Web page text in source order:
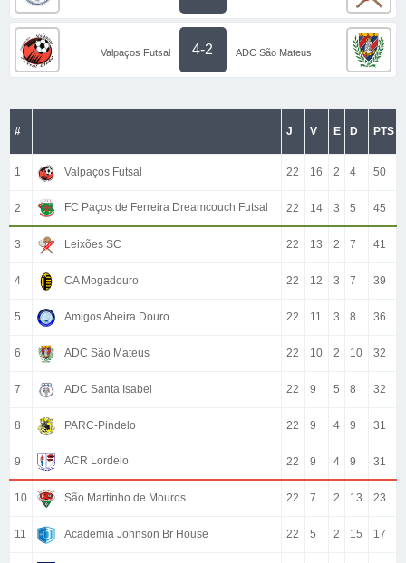
Valpaços Futsal 4-2 ADC São Mateus
# J V E D PTS
1 Valpaços Futsal 22 16 2 4 50
2 FC Paços de Ferreira Dreamcouch Futsal 22 14 3 5 45
3 Leixões SC 22 13 2 7 41
4 CA Mogadouro 22 12 3 7 39
5 Amigos Abeira Douro 22 11 3 8 36
6 ADC São Mateus 22 10 2 10 32
7 ADC Santa Isabel 22 9 5 8 32
8 PARC-Pindelo 22 9 4 9 31
9 ACR Lordelo 22 9 4 9 31
10 São Martinho de Mouros 22 7 2 13 23
11 Academia Johnson Br House 22 5 2 15 17